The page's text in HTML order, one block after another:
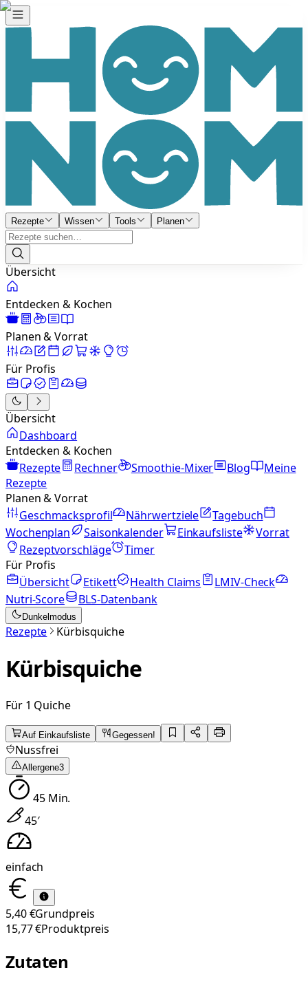
Rezepte Wissen Tools Planen
Übersicht
Entdecken & Kochen
Planen & Vorrat
Für Profis
Übersicht
Dashboard
Entdecken & Kochen
Rezepte
Rechner Smoothie-Mixer Blog
Meine
Rezepte
Planen & Vorrat
Geschmacksprofil
Nährwertziele
Tagebuch
Wochenplan
Saisonkalender Einkaufsliste
Vorrat
Rezeptvorschläge
Timer
Für Profis
Übersicht
Etikett Health Claims
LMIV-Check
Nutri-Score
BLS-Datenbank
Dunkelmodus
Rezepte Kürbisquiche
Kürbisquiche
Für 1 Quiche
Auf Einkaufsliste Gegessen!
Nussfrei
Allergene3
45Min.
45′
einfach
5,40 €Grundpreis
15,77 €Produktpreis
Zutaten